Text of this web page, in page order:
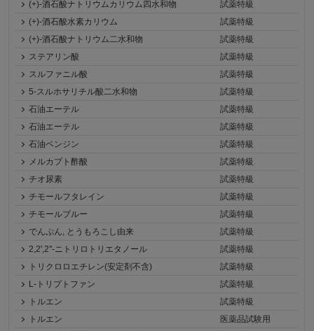
(+)-酒石酸ナトリウムカリウム四水和物
試薬特級
(+)-酒石酸水素カリウム
試薬特級
(+)-酒石酸ナトリウム二水和物
試薬特級
ステアリン酸
試薬特級
スルファニル酸
試薬特級
5-スルホサリチル酸二水和物
試薬特級
石油エーテル
試薬特級
石油エーテル
試薬特級
石油ベンジン
試薬特級
メルカプト酢酸
試薬特級
チオ尿素
試薬特級
チモールフタレイン
試薬特級
チモールブルー
試薬特級
でんぷん, とうもろこし由来
試薬特級
2,2',2''-ニトリロトリエタノール
試薬特級
トリクロロエチレン(安定剤不含)
試薬特級
L-トリプトファン
試薬特級
トルエン
試薬特級
トルエン
医薬品試験用